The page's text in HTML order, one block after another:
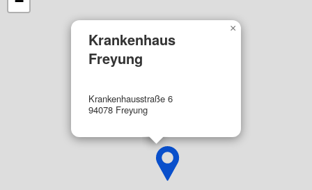
Krankenhaus
Freyung
Krankenhausstraße 6
94078 Freyung
×
Funktional